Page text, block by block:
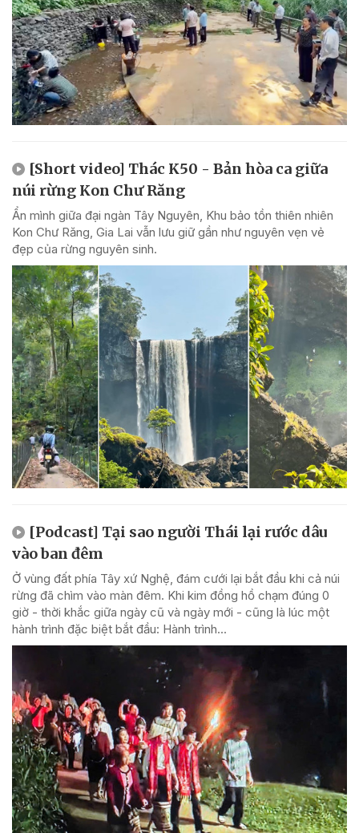
[Short video] Thác K50 - Bản hòa ca giữa
núi rừng Kon Chư Răng
Ẩn mình giữa đại ngàn Tây Nguyên, Khu bảo tồn thiên nhiên
Kon Chư Răng, Gia Lai vẫn lưu giữ gần như nguyên vẹn vẻ
đẹp của rừng nguyên sinh.
[Podcast] Tại sao người Thái lại rước dâu
vào ban đêm
Ở vùng đất phía Tây xứ Nghệ, đám cưới lại bắt đầu khi cả núi
rừng đã chìm vào màn đêm. Khi kim đồng hồ chạm đúng 0
giờ - thời khắc giữa ngày cũ và ngày mới - cũng là lúc một
hành trình đặc biệt bắt đầu: Hành trình...